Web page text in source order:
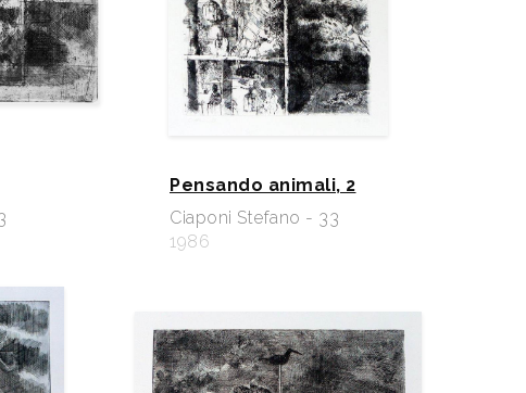
Pensando animali, 2
Ciaponi Stefano - 33
1986